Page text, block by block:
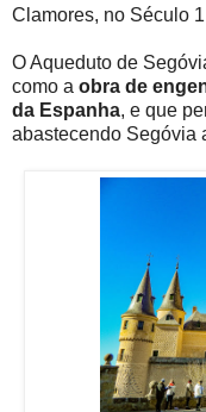
Clamores, no Século
O Aqueduto de
como a obra de
da Espanha, e que
abastecendo Segóvia